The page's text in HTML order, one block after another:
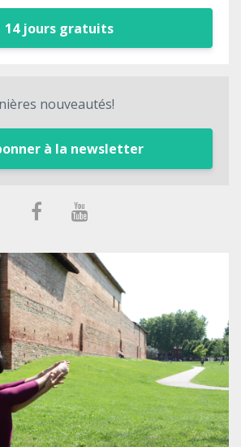
14 jours gratuits
nouveautés!
à la newsletter